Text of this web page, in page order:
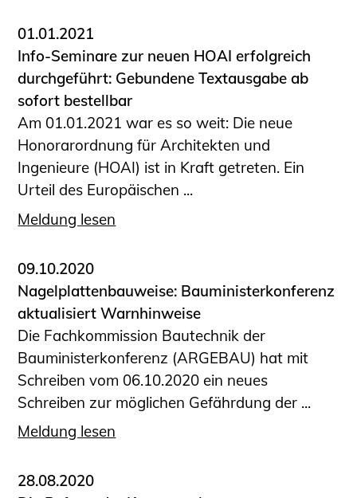
01.01.2021
Info-Seminare zur neuen HOAI erfolgreich
durchgeführt: Gebundene Textausgabe ab
sofort bestellbar
Am 01.01.2021 war es so weit: Die neue
Honorarordnung für Architekten und
Ingenieure (HOAI) ist in Kraft getreten. Ein
Urteil des Europäischen ...
Meldung lesen
09.10.2020
Nagelplattenbauweise: Bauministerkonferenz
aktualisiert Warnhinweise
Die Fachkommission Bautechnik der
Bauministerkonferenz (ARGEBAU) hat mit
Schreiben vom 06.10.2020 ein neues
Schreiben zur möglichen Gefährdung der ...
Meldung lesen
28.08.2020